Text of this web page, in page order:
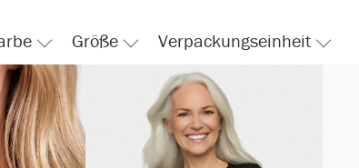
Größe Verpackungseinheit